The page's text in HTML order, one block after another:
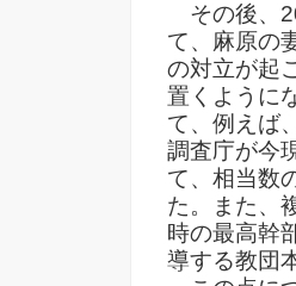
その後、
て、麻原の
の対立が起
置くように
て、例えば
調査庁が今
て、相当数
た。また、
時の最高幹
導する教団